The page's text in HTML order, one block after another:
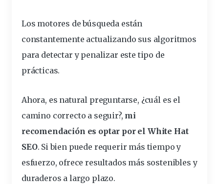
Los motores de búsqueda están
constantemente actualizando sus algoritmos
para detectar y penalizar este tipo de
prácticas.
Ahora, es natural preguntarse, ¿cuál es el
camino correcto a seguir?, mi
recomendación es optar por el White Hat
SEO. Si bien puede requerir más tiempo y
esfuerzo, ofrece resultados más sostenibles y
duraderos a largo plazo.